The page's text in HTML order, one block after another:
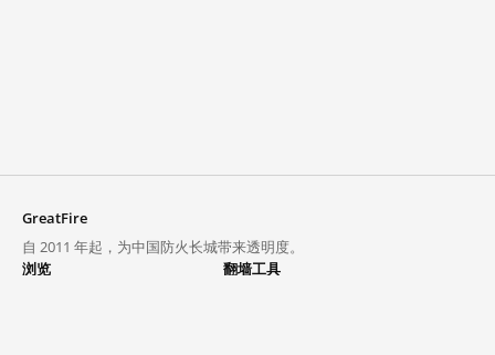
GreatFire
自 2011 年起，为中国防火长城带来透明度。
浏览
翻墙工具